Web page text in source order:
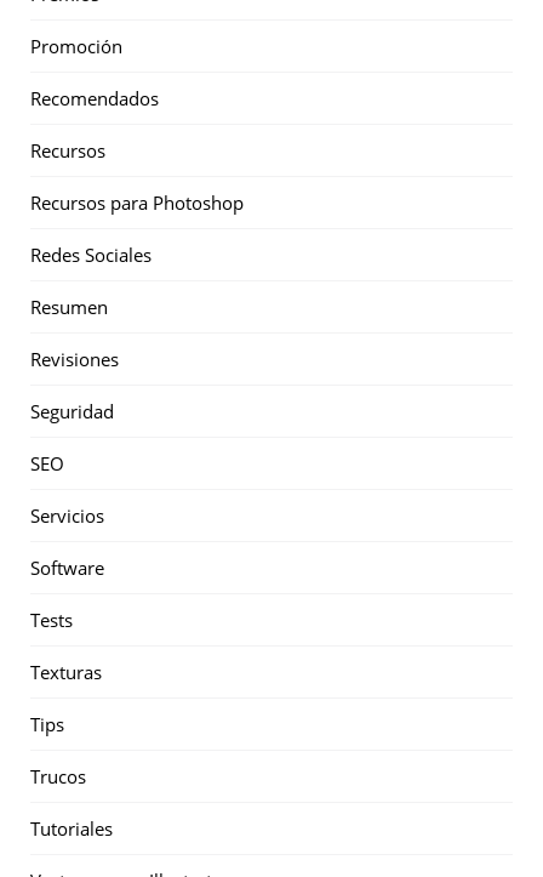
Promoción
Recomendados
Recursos
Recursos para Photoshop
Redes Sociales
Resumen
Revisiones
Seguridad
SEO
Servicios
Software
Tests
Texturas
Tips
Trucos
Tutoriales